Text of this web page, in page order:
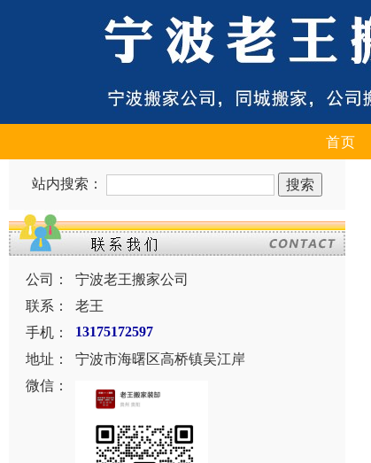
首页
站内搜索：
公司：
宁波老王搬家公司
联系：
老王
手机：
13175172597
地址：
宁波市海曙区高桥镇吴江岸
微信：